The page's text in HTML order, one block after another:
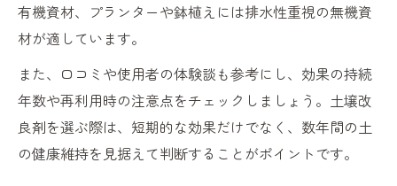
有機資材、プランターや鉢植えには排水性重視の無機資
材が適しています。
また、口コミや使用者の体験談も参考にし、効果の持続
年数や再利用時の注意点をチェックしましょう。土壌改
良剤を選ぶ際は、短期的な効果だけでなく、数年間の土
の健康維持を見据えて判断することがポイントです。